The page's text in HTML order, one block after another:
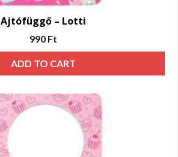
Ajtófüggő – Lotti
990 Ft
ADD TO CART